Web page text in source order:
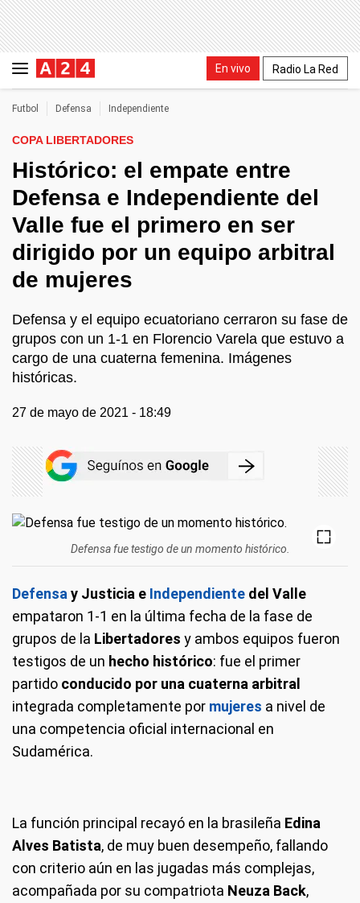
En vivo Radio La Red
Futbol Defensa Independiente
COPA LIBERTADORES
Histórico: el empate entre
Defensa e Independiente del
Valle fue el primero en ser
dirigido por un equipo arbitral
de mujeres
Defensa y el equipo ecuatoriano cerraron su fase de
grupos con un 1-1 en Florencio Varela que estuvo a
cargo de una cuaterna femenina. Imágenes
históricas.
27 de mayo de 2021 - 18:49
Defensa fue testigo de un momento histórico.
Defensa y Justicia e Independiente del Valle
empataron 1-1 en la última fecha de la fase de
grupos de la Libertadores y ambos equipos fueron
testigos de un hecho histórico: fue el primer
partido conducido por una cuaterna arbitral
integrada completamente por mujeres a nivel de
una competencia oficial internacional en
Sudamérica.
La función principal recayó en la brasileña Edina
Alves Batista, de muy buen desempeño, fallando
con criterio aún en las jugadas más complejas,
acompañada por su compatriota Neuza Back,